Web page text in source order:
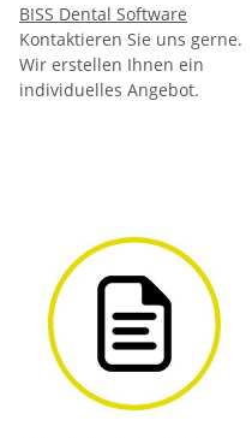
BISS Dental Software
Kontaktieren Sie uns gerne.
Wir erstellen Ihnen ein
individuelles Angebot.